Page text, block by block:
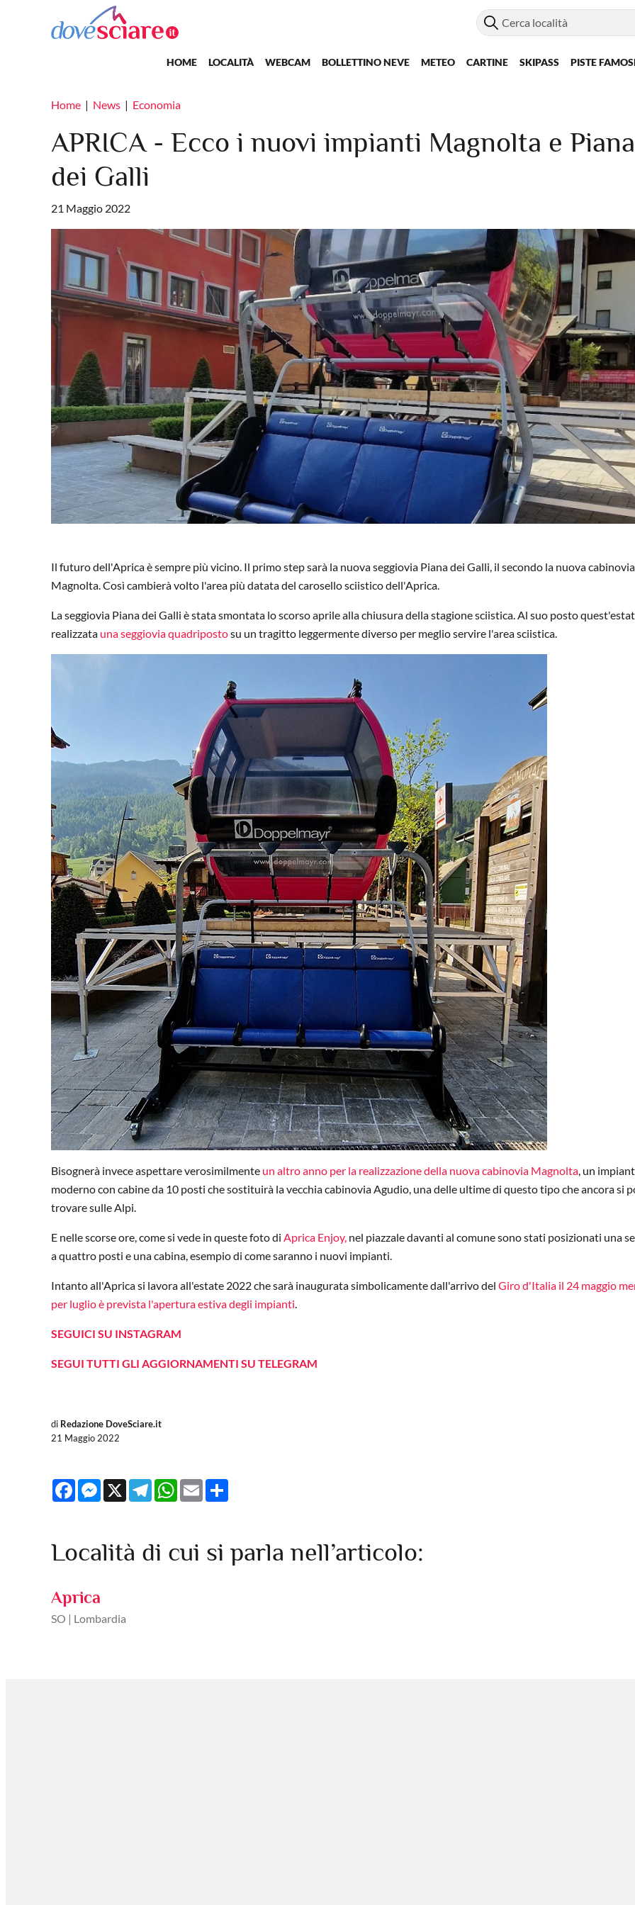
Salta al contenuto principale
Main navigation
HOME LOCALITÀ WEBCAM BOLLETTINO NEVE METEO CARTINE SKIPASS PISTE
Home News Economia
APRICA - Ecco i nuovi impianti Magnolta e Piana
dei Galli
21 Maggio 2022
Il futuro dell'Aprica è sempre più vicino. Il primo step sarà la nuova seggiovia Piana dei Galli, il secondo la nuova cabinovia
Magnolta. Così cambierà volto l'area più datata del carosello sciistico dell'Aprica.
La seggiovia Piana dei Galli è stata smontata lo scorso aprile alla chiusura della stagione sciistica. Al suo posto
realizzata una seggiovia quadripostosu un tragitto leggermente diverso per meglio servire l'area sciistica.
Bisognerà invece aspettare verosimilmente un altro anno per la realizzazione della nuova cabinovia Magnolta, un
moderno con cabine da 10 posti che sostituirà la vecchia cabinovia Agudio, una delle ultime di questo tipo che ancora si
trovare sulle Alpi.
E nelle scorse ore, come si vede in queste foto di Aprica Enjoy, nel piazzale davanti al comune sono stati posizionati una
a quattro posti e una cabina, esempio di come saranno i nuovi impianti.
Intanto all'Aprica si lavora all'estate 2022 che sarà inaugurata simbolicamente dall'arrivo del Giro d'Italia il 24 maggio
per luglio è prevista l'apertura estiva degli impianti.
SEGUICI SU INSTAGRAM
SEGUI TUTTI GLI AGGIORNAMENTI SU TELEGRAM
di Redazione DoveSciare.it
21 Maggio 2022
FacebookMessenger
X TelegramWhatsApp
Email
Località di cui si parla nell’articolo:
Aprica
SO | Lombardia